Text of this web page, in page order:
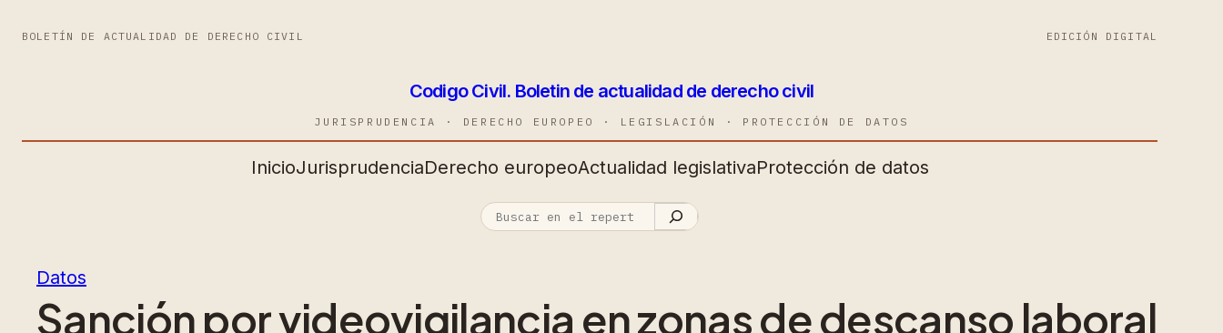
BOLETÍN DE ACTUALIDAD DE DERECHO CIVIL EDICIÓN DIGITAL
Codigo Civil. Boletin de actualidad de derecho civil
JURISPRUDENCIA · DERECHO EUROPEO · LEGISLACIÓN · PROTECCIÓN DE DATOS
InicioJurisprudenciaDerecho europeoActualidad legislativaProtección de datos
Datos
Sanción por videovigilancia en zonas de descanso laboral